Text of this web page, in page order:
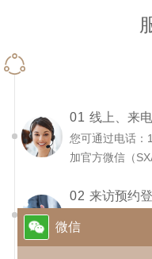
01 线上、来
您可通过电话：
加官方微信（
02 来访预约
咨询过后，如
沟通，了解咨询
微信